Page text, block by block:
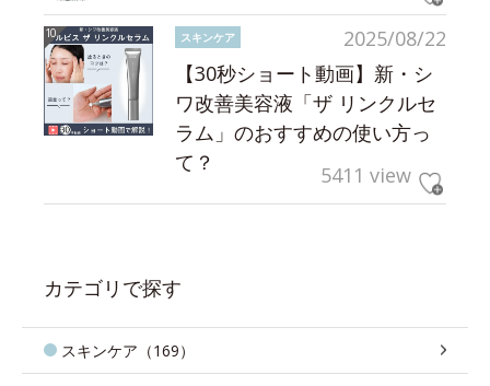
2025/08/22
スキンケア
【30秒ショート動画】新・シ
ワ改善美容液「ザ リンクルセ
ラム」のおすすめの使い方っ
て？
5411 view
カテゴリで探す
スキンケア（169）